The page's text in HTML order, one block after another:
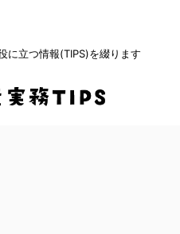
に立つ情報(TIPS)を綴ります